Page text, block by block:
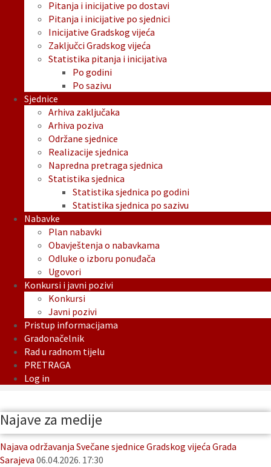
Pitanja i inicijative po dostavi
Pitanja i inicijative po sjednici
Inicijative Gradskog vijeća
Zaključci Gradskog vijeća
Statistika pitanja i inicijativa
Po godini
Po sazivu
Sjednice
Arhiva zaključaka
Arhiva poziva
Održane sjednice
Realizacije sjednica
Napredna pretraga sjednica
Statistika sjednica
Statistika sjednica po godini
Statistika sjednica po sazivu
Nabavke
Plan nabavki
Obavještenja o nabavkama
Odluke o izboru ponuđača
Ugovori
Konkursi i javni pozivi
Konkursi
Javni pozivi
Pristup informacijama
Gradonačelnik
Rad u radnom tijelu
PRETRAGA
Log in
Najave za medije
Najava održavanja Svečane sjednice Gradskog vijeća Grada
Sarajeva 06.04.2026. 17:30